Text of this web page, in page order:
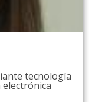
tecnología
electrónica